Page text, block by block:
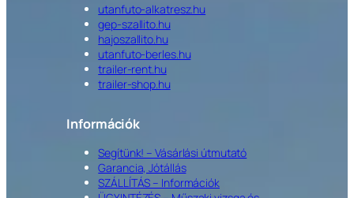
utanfuto-alkatresz.hu
gep-szallito.hu
hajoszallito.hu
utanfuto-berles.hu
trailer-rent.hu
trailer-shop.hu
Információk
Segítünk! – Vásárlási útmutató
Garancia, Jótállás
SZÁLLÍTÁS – Információk